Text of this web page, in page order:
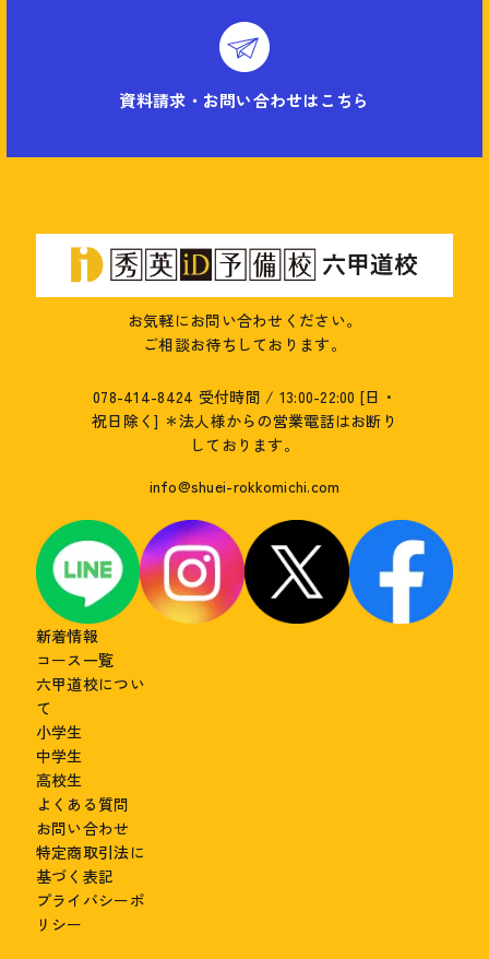
資料請求・お問い合わせはこちら
お気軽にお問い合わせください。
ご相談お待ちしております。
078-414-8424 受付時間 / 13:00-22:00 [日・
祝日除く] ＊法人様からの営業電話はお断り
しております。
info@shuei-rokkomichi.com
新着情報
コース一覧
六甲道校につい
て
小学生
中学生
高校生
よくある質問
お問い合わせ
特定商取引法に
基づく表記
プライバシーポ
リシー